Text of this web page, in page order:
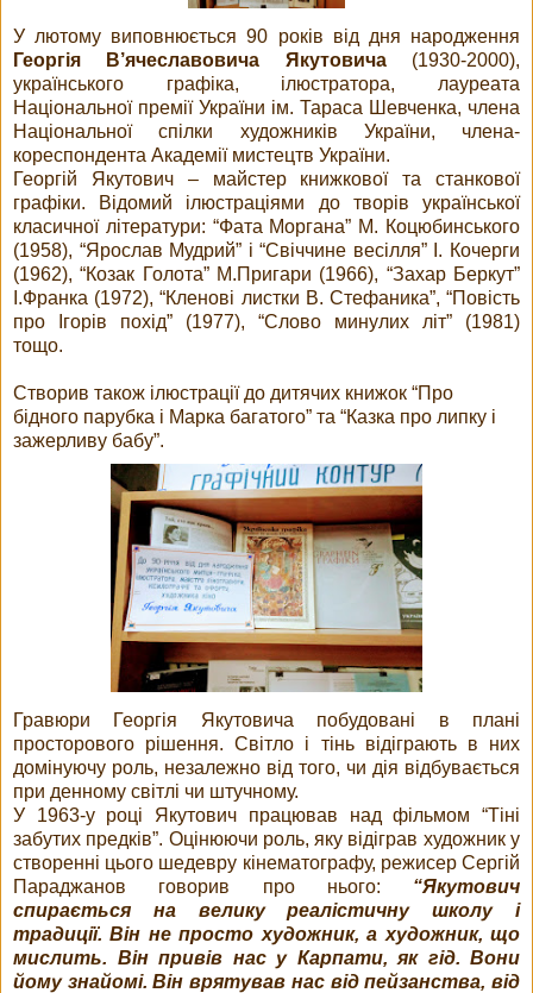
У лютому виповнюється 90 років від дня народження
Георгія В’ячеславовича Якутовича(1930-2000),
українського графіка, ілюстратора, лауреата
Національної премії України ім. Тараса Шевченка, члена
Національної спілки художників України, члена-
кореспондента Академії мистецтв України.
Георгій Якутович – майстер книжкової та станкової
графіки. Відомий ілюстраціями до творів української
класичної літератури: “Фата Моргана” М. Коцюбинського
(1958), “Ярослав Мудрий” і “Свіччине весілля” І. Кочерги
(1962), “Козак Голота” М.Пригари (1966), “Захар Беркут”
І.Франка (1972), “Кленові листки В. Стефаника”, “Повість
про Ігорів похід” (1977), “Слово минулих літ” (1981)
тощо.
Створив також ілюстрації до дитячих книжок “Про
бідного парубка і Марка багатого” та “Казка про липку і
зажерливу бабу”.
Гравюри Георгія Якутовича побудовані в плані
просторового рішення. Світло і тінь відіграють в них
домінуючу роль, незалежно від того, чи дія відбувається
при денному світлі чи штучному.
У 1963-у році Якутович працював над фільмом “Тіні
забутих предків”. Оцінюючи роль, яку відіграв художник у
створенні цього шедевру кінематографу, режисер Сергій
Параджанов говорив про нього: “Якутович
спирається на велику реалістичну школу і
традиції. Він не просто художник, а художник, що
мислить. Він привів нас у Карпати, як гід. Вони
йому знайомі. Він врятував нас від пейзанства, від